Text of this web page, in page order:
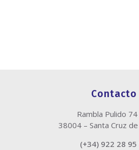
Contacto
Rambla Pulido 74
38004 – Santa Cruz
(+34) 922 28 95